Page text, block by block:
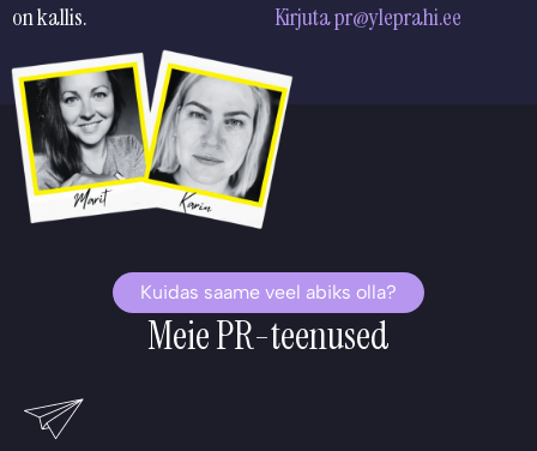
on kallis.
Kirjuta pr@yleprahi.ee
Kuidas saame veel abiks olla?
Meie PR-teenused